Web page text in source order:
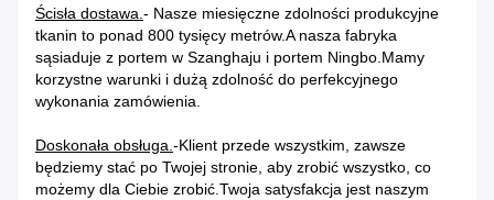
Ścisła dostawa.- Nasze miesięczne zdolności produkcyjne
tkanin to ponad 800 tysięcy metrów.A nasza fabryka
sąsiaduje z portem w Szanghaju i portem Ningbo.Mamy
korzystne warunki i dużą zdolność do perfekcyjnego
wykonania zamówienia.
Doskonała obsługa.-Klient przede wszystkim, zawsze
będziemy stać po Twojej stronie, aby zrobić wszystko, co
możemy dla Ciebie zrobić.Twoja satysfakcja jest naszym